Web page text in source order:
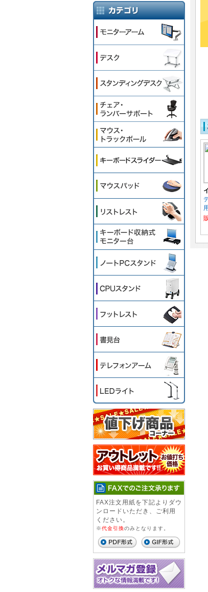
FAX注文用紙を下記よりダウ
ンロードいただき、ご利用
ください。
※代金引換のみとなります。